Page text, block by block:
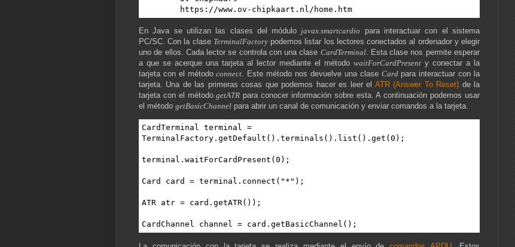
	https://www.ov-chipkaart.nl/home.htm
En Java se utilizan las clases del módulo javax.smartcardio para interactuar con el sistema
PC/SC. Con la clase TerminalFactorypodemos listar los lectores conectados al ordenador y elegir
uno de ellos. Cada lector se controla con una clase CardTerminal. Esta clase nos permite esperar
a que se acerque una tarjeta al lector mediante el método waitForCardPresent y conectar a la
tarjeta con el métodoconnect. Este método nos devuelve una clase Cardpara interactuar con la
tarjeta. Una de las primeras cosas que podemos hacer es leer el ATR (Answer To Reset) de la
tarjeta con el métodogetATR para conocer información sobre esta. A continuación podemos usar
el método getBasicChannel para abrir un canal de comunicación y enviar comandos a la tarjeta.
CardTerminal terminal =
TerminalFactory.getDefault().terminals().list().get(0);
terminal.waitForCardPresent(0);
Card card = terminal.connect("*");
ATR atr = card.getATR());
CardChannel channel = card.getBasicChannel();